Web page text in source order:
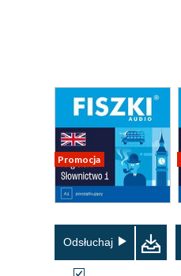
Promocja
Odsłuchaj